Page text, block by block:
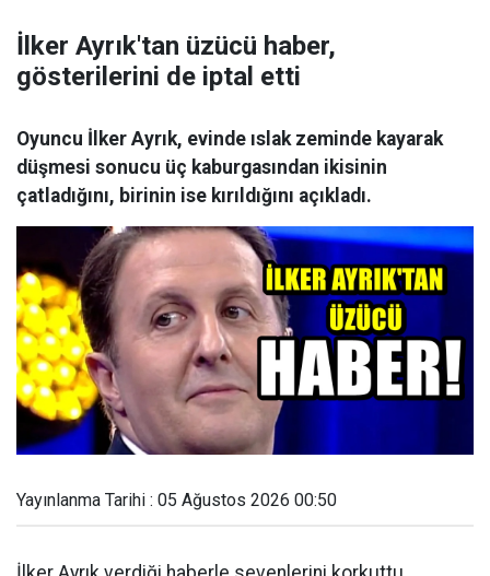
İlker Ayrık'tan üzücü haber,
gösterilerini de iptal etti
Oyuncu İlker Ayrık, evinde ıslak zeminde kayarak
düşmesi sonucu üç kaburgasından ikisinin
çatladığını, birinin ise kırıldığını açıkladı.
Yayınlanma Tarihi : 05 Ağustos 2026 00:50